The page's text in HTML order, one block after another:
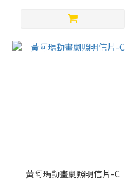
黃阿瑪動畫劇照明信片-C